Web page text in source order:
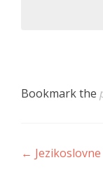
Bookmark the
Post
←